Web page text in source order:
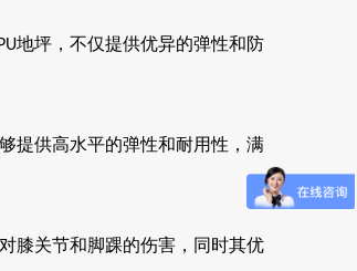
PU地坪，不仅提供优异的弹性和防
提供高水平的弹性和耐用性，满
膝关节和脚踝的伤害，同时其优